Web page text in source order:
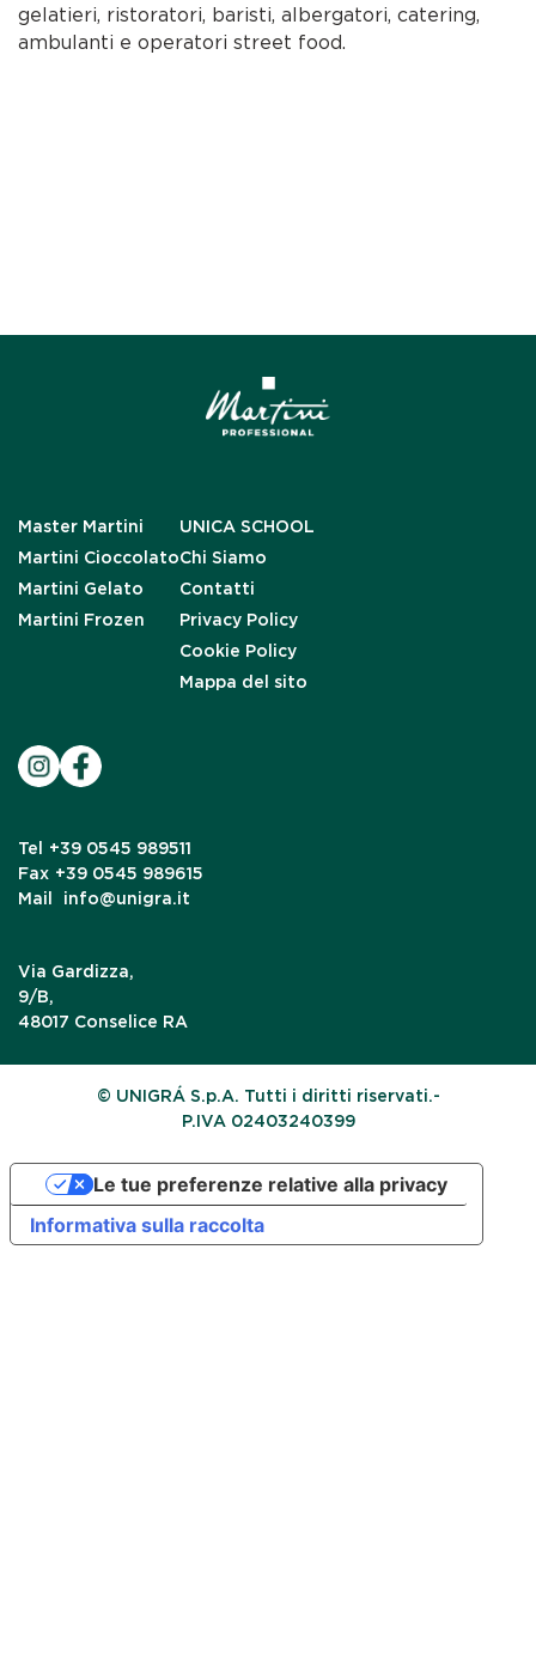
gelatieri, ristoratori, baristi, albergatori, catering,
ambulanti e operatori street food.
Master Martini
Martini Cioccolato
Martini Gelato
Martini Frozen
UNICA SCHOOL
Chi Siamo
Contatti
Privacy Policy
Cookie Policy
Mappa del sito
Tel
+39 0545 989511
Fax +39 0545 989615
Mail
info@unigra.it
Via Gardizza,
9/B,
48017 Conselice RA
© UNIGRÁ S.p.A. Tutti i diritti riservati.-
P.IVA 02403240399
Informativa sulla raccolta
Le tue preferenze relative alla privacy